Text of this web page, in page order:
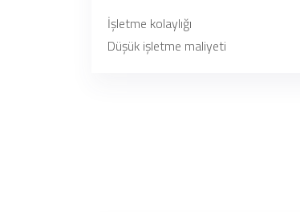
İşletme kolaylığı
Düşük işletme maliyeti